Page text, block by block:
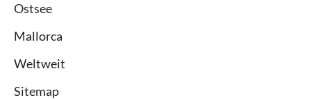
Ostsee
Mallorca
Weltweit
Sitemap